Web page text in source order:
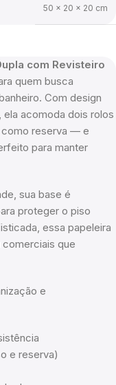
50 × 20 × 20 cm
com Revisteiro
quem busca
Com design
acomoda dois rolos
reserva — e
para manter
sua base é
proteger o piso
essa papeleira
que
e
e reserva)